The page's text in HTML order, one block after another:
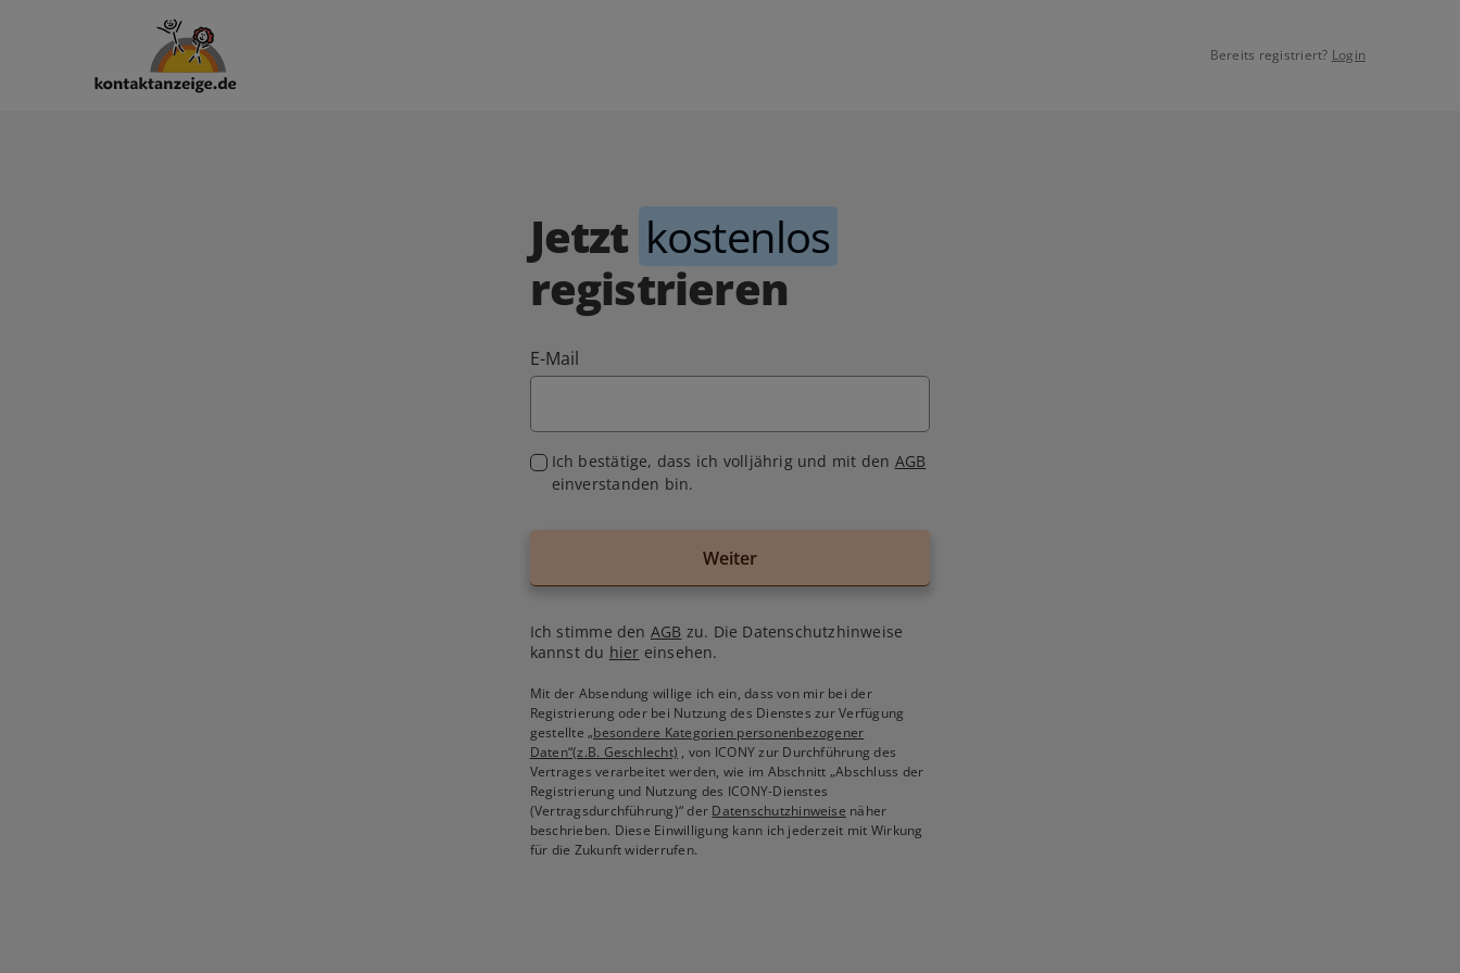
Bereits registriert? Login
Jetzt kostenlos
registrieren
E-Mail
Ich bestätige, dass ich volljährig und mit den AGB
einverstanden bin.
Weiter
Ich stimme den AGB zu. Die Datenschutzhinweise
kannst du hier einsehen.
Mit der Absendung willige ich ein, dass von mir bei der
Registrierung oder bei Nutzung des Dienstes zur Verfügung
gestellte„besondere Kategorien personenbezogener
Daten“(z.B. Geschlecht) , von ICONY zur Durchführung des
Vertrages verarbeitet werden, wie im Abschnitt „Abschluss der
Registrierung und Nutzung des ICONY-Dienstes
(Vertragsdurchführung)“ der Datenschutzhinweise näher
beschrieben. Diese Einwilligung kann ich jederzeit mit Wirkung
für die Zukunft widerrufen.